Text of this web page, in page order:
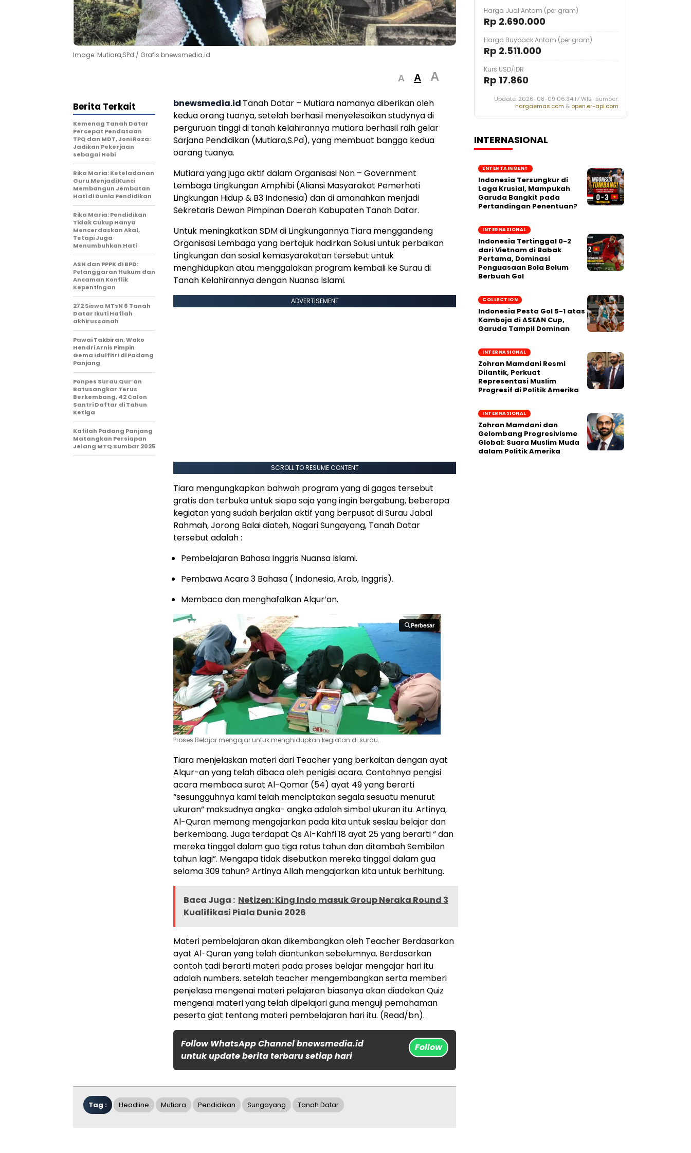
Image: Mutiara,SPd / Grafis bnewsmedia.id
A A A
bnewsmedia.id Tanah Datar – Mutiara namanya diberikan oleh
kedua orang tuanya, setelah berhasil menyelesaikan studynya di
perguruan tinggi di tanah kelahirannya mutiara berhasil raih gelar
Sarjana Pendidikan (Mutiara,S.Pd), yang membuat bangga kedua
oarang tuanya.
Mutiara yang juga aktif dalam Organisasi Non – Government
Lembaga Lingkungan Amphibi (Aliansi Masyarakat Pemerhati
Lingkungan Hidup & B3 Indonesia) dan di amanahkan menjadi
Sekretaris Dewan Pimpinan Daerah Kabupaten Tanah Datar.
Untuk meningkatkan SDM di Lingkungannya Tiara menggandeng
Organisasi Lembaga yang bertajuk hadirkan Solusi untuk perbaikan
Lingkungan dan sosial kemasyarakatan tersebut untuk
menghidupkan atau menggalakan program kembali ke Surau di
Tanah Kelahirannya dengan Nuansa Islami.
ADVERTISEMENT
SCROLL TO RESUME CONTENT
Tiara mengungkapkan bahwah program yang di gagas tersebut
gratis dan terbuka untuk siapa saja yang ingin bergabung, beberapa
kegiatan yang sudah berjalan aktif yang berpusat di Surau Jabal
Rahmah, Jorong Balai diateh, Nagari Sungayang, Tanah Datar
tersebut adalah :
Pembelajaran Bahasa Inggris Nuansa Islami.
Pembawa Acara 3 Bahasa ( Indonesia, Arab, Inggris).
Membaca dan menghafalkan Alqur’an.
Perbesar
Perbesar
Proses Belajar mengajar untuk menghidupkan kegiatan di surau.
Tiara menjelaskan materi dari Teacher yang berkaitan dengan ayat
Alqur-an yang telah dibaca oleh penigisi acara. Contohnya pengisi
acara membaca surat Al-Qomar (54) ayat 49 yang berarti
“sesungguhnya kami telah menciptakan segala sesuatu menurut
ukuran” maksudnya angka- angka adalah simbol ukuran itu. Artinya,
Al-Quran memang mengajarkan pada kita untuk seslau belajar dan
berkembang. Juga terdapat Qs Al-Kahfi 18 ayat 25 yang berarti “ dan
mereka tinggal dalam gua tiga ratus tahun dan ditambah Sembilan
tahun lagi”. Mengapa tidak disebutkan mereka tinggal dalam gua
selama 309 tahun? Artinya Allah mengajarkan kita untuk berhitung.
Baca Juga : Netizen: King Indo masuk Group Neraka Round 3
Kualifikasi Piala Dunia 2026
Materi pembelajaran akan dikembangkan oleh Teacher Berdasarkan
ayat Al-Quran yang telah diantunkan sebelumnya. Berdasarkan
contoh tadi berarti materi pada proses belajar mengajar hari itu
adalah numbers. setelah teacher mengembangkan serta memberi
penjelasa mengenai materi pelajaran biasanya akan diadakan Quiz
mengenai materi yang telah dipelajari guna menguji pemahaman
peserta giat tentang materi pembelajaran hari itu. (Read/bn).
Follow WhatsApp Channel bnewsmedia.id
untuk update berita terbaru setiap hari
Follow
Berita Terkait
Kemenag Tanah Datar
Percepat Pendataan
TPQ dan MDT, Joni Roza:
Jadikan Pekerjaan
sebagai Hobi
Rika Maria: Keteladanan
Guru Menjadi Kunci
Membangun Jembatan
Hati di Dunia Pendidikan
Rika Maria: Pendidikan
Tidak Cukup Hanya
Mencerdaskan Akal,
Tetapi Juga
Menumbuhkan Hati
ASN dan PPPK di BPD:
Pelanggaran Hukum dan
Ancaman Konflik
Kepentingan
272 Siswa MTsN 6 Tanah
Datar Ikuti Haflah
akhirussanah
Pawai Takbiran, Wako
Hendri Arnis Pimpin
Gema Idulfitri di Padang
Panjang
Ponpes Surau Qur’an
Batusangkar Terus
Berkembang, 42 Calon
Santri Daftar di Tahun
Ketiga
Kafilah Padang Panjang
Matangkan Persiapan
Jelang MTQ Sumbar 2025
Tag : Headline Mutiara Pendidikan Sungayang Tanah Datar
Harga Jual Antam (per gram)
Rp 2.690.000
Harga Buyback Antam (per gram)
Rp 2.511.000
Kurs USD/IDR
Rp 17.860
Update: 2026-08-09 06:34:17 WIB · sumber:
hargaemas.com & open.er-api.com
INTERNASIONAL
ENTERTAINMENT
Indonesia Tersungkur di
Laga Krusial, Mampukah
Garuda Bangkit pada
Pertandingan Penentuan?
INTERNASIONAL
Indonesia Tertinggal 0-2
dari Vietnam di Babak
Pertama, Dominasi
Penguasaan Bola Belum
Berbuah Gol
COLLECTION
Indonesia Pesta Gol 5-1 atas
Kamboja di ASEAN Cup,
Garuda Tampil Dominan
INTERNASIONAL
Zohran Mamdani Resmi
Dilantik, Perkuat
Representasi Muslim
Progresif di Politik Amerika
INTERNASIONAL
Zohran Mamdani dan
Gelombang Progresivisme
Global: Suara Muslim Muda
dalam Politik Amerika